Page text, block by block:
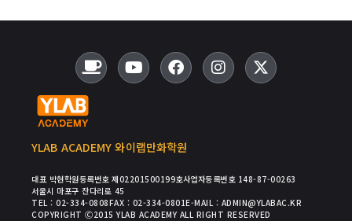
YLAB ACADEMY 와이랩만화학원
대표 박현학원등록번호 제02201500199호사업자등록번호 148-87-00263
서울시 마포구 잔다리로 45
TEL : 02-334-0808FAX : 02-334-0801E-MAIL : ADMIN@YLABAC.KR
COPYRIGHT Ⓒ2015 YLAB ACADEMY ALL RIGHT RESERVED